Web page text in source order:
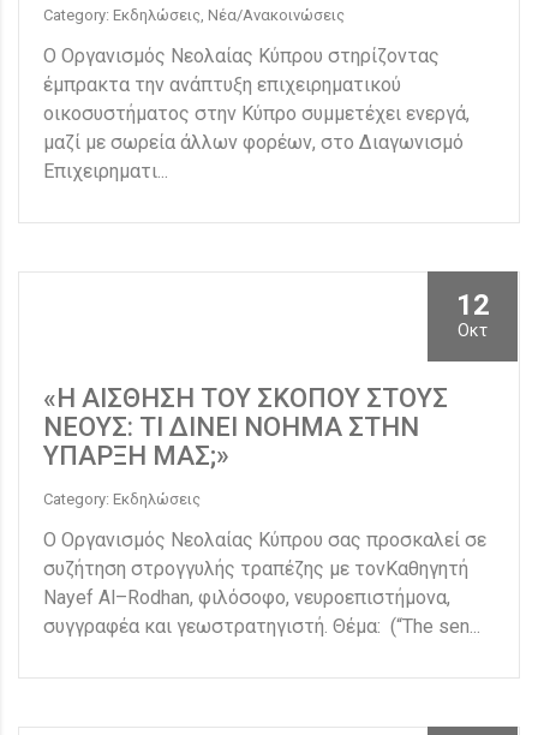
Category: Εκδηλώσεις, Νέα/Ανακοινώσεις
Ο Οργανισμός Νεολαίας Κύπρου στηρίζοντας
έμπρακτα την ανάπτυξη επιχειρηματικού
οικοσυστήματος στην Κύπρο συμμετέχει ενεργά,
μαζί με σωρεία άλλων φορέων, στο Διαγωνισμό
Επιχειρηματι...
12
Οκτ
«Η ΑΙΣΘΗΣΗ ΤΟΥ ΣΚΟΠΟΥ ΣΤΟΥΣ
ΝΕΟΥΣ: ΤΙ ΔΙΝΕΙ ΝΟΗΜΑ ΣΤΗΝ
ΥΠΑΡΞΗ ΜΑΣ;»
Category: Εκδηλώσεις
Ο Οργανισμός Νεολαίας Κύπρου σας προσκαλεί σε
συζήτηση στρογγυλής τραπέζης με τονΚαθηγητή
Nayef Al–Rodhan, φιλόσοφο, νευροεπιστήμονα,
συγγραφέα και γεωστρατηγιστή. Θέμα: (“The sen...